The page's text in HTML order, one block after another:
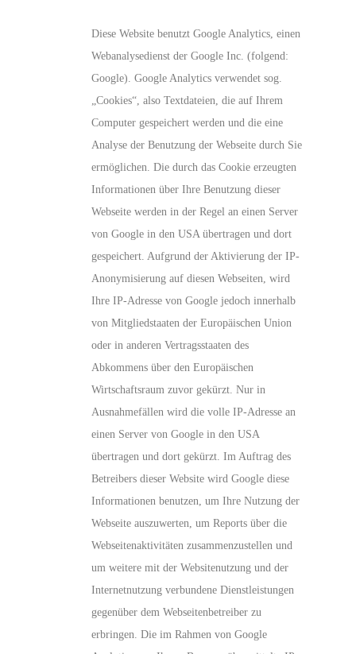
Diese Website benutzt Google Analytics, einen
Webanalysedienst der Google Inc. (folgend:
Google). Google Analytics verwendet sog.
„Cookies“, also Textdateien, die auf Ihrem
Computer gespeichert werden und die eine
Analyse der Benutzung der Webseite durch Sie
ermöglichen. Die durch das Cookie erzeugten
Informationen über Ihre Benutzung dieser
Webseite werden in der Regel an einen Server
von Google in den USA übertragen und dort
gespeichert. Aufgrund der Aktivierung der IP-
Anonymisierung auf diesen Webseiten, wird
Ihre IP-Adresse von Google jedoch innerhalb
von Mitgliedstaaten der Europäischen Union
oder in anderen Vertragsstaaten des
Abkommens über den Europäischen
Wirtschaftsraum zuvor gekürzt. Nur in
Ausnahmefällen wird die volle IP-Adresse an
einen Server von Google in den USA
übertragen und dort gekürzt. Im Auftrag des
Betreibers dieser Website wird Google diese
Informationen benutzen, um Ihre Nutzung der
Webseite auszuwerten, um Reports über die
Webseitenaktivitäten zusammenzustellen und
um weitere mit der Websitenutzung und der
Internetnutzung verbundene Dienstleistungen
gegenüber dem Webseitenbetreiber zu
erbringen. Die im Rahmen von Google